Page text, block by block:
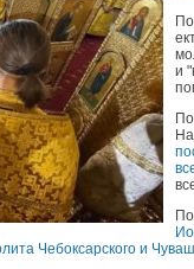
и
Чебоксарского и